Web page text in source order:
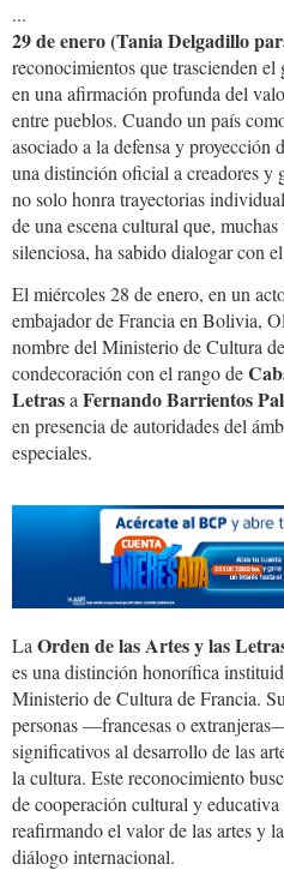
...
29 de enero (Tania Delgadillo
reconocimientos que trascienden
en una afirmación profunda del
entre pueblos. Cuando un país
asociado a la defensa y
una distinción oficial a creadores y
no solo honra trayectorias
de una escena cultural que,
silenciosa, ha sabido dialogar con
El miércoles 28 de enero, en un
embajador de Francia en Bolivia,
nombre del Ministerio de Cultura
condecoración con el rango de
LetrasaFernando Barrientos
en presencia de autoridades del
especiales.
La Orden de las Artes y las
es una distinción honorífica
Ministerio de Cultura de Francia.
personas —francesas o
significativos al desarrollo de las
la cultura. Este reconocimiento
de cooperación cultural y
reafirmando el valor de las artes y
diálogo internacional.